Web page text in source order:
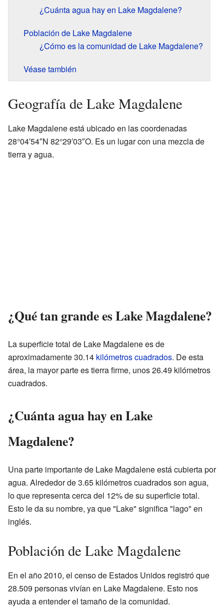
¿Cuánta agua hay en Lake Magdalene?
Población de Lake Magdalene
¿Cómo es la comunidad de Lake Magdalene?
Véase también
Geografía de Lake Magdalene
Lake Magdalene está ubicado en las coordenadas
28°04′54″N 82°29′03″O. Es un lugar con una mezcla de
tierra y agua.
¿Qué tan grande es Lake Magdalene?
La superficie total de Lake Magdalene es de
aproximadamente 30.14 kilómetros cuadrados. De esta
área, la mayor parte es tierra firme, unos 26.49 kilómetros
cuadrados.
¿Cuánta agua hay en Lake
Magdalene?
Una parte importante de Lake Magdalene está cubierta por
agua. Alrededor de 3.65 kilómetros cuadrados son agua,
lo que representa cerca del 12% de su superficie total.
Esto le da su nombre, ya que "Lake" significa "lago" en
inglés.
Población de Lake Magdalene
En el año 2010, el censo de Estados Unidos registró que
28.509 personas vivían en Lake Magdalene. Esto nos
ayuda a entender el tamaño de la comunidad.